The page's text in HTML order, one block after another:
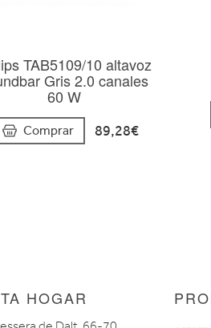
TAB5109/10 altavoz
Gris 2.0 canales
60 W
Comprar 89,28€
HOGAR